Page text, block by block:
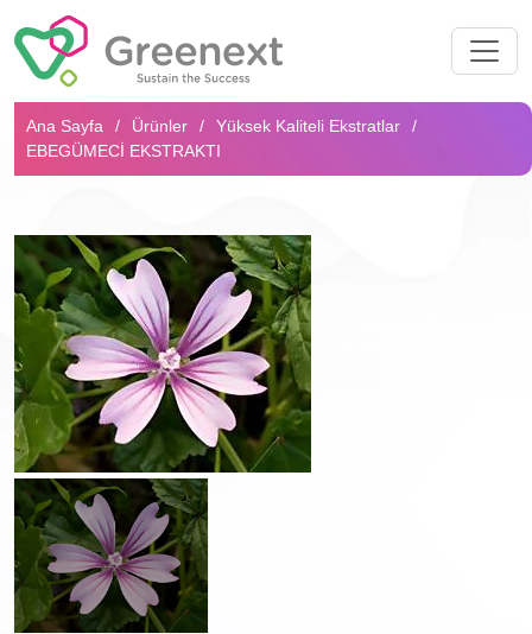
Arama...
Ana Sayfa Ürünler
Yüksek Kaliteli Ekstratlar
EBEGÜMECİ EKSTRAKTI